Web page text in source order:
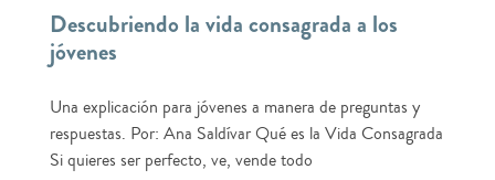
Descubriendo la vida consagrada a los
jóvenes
Una explicación para jóvenes a manera de preguntas y
respuestas. Por: Ana Saldívar Qué es la Vida Consagrada
Si quieres ser perfecto, ve, vende todo